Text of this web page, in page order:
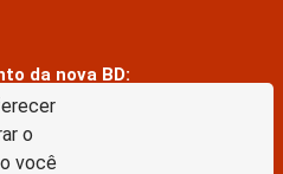
o
você
da nova BD: